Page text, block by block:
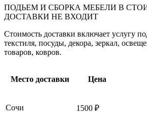
ПОДЬЕМ И СБОРКА МЕБЕЛИ В
ДОСТАВКИ НЕ ВХОДИТ
Стоимость доставки включает услугу
текстиля, посуды, декора, зеркал,
товаров, ковров.
Место доставки Цена
Сочи 1500 ₽